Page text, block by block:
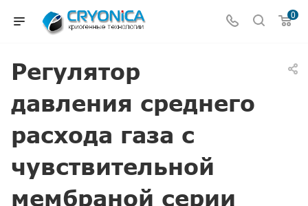
0
Регулятор
давления среднего
расхода газа с
чувствительной
мембраной серии